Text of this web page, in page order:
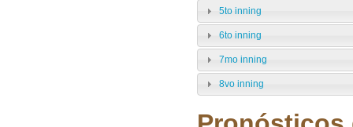
5to inning
6to inning
7mo inning
8vo inning